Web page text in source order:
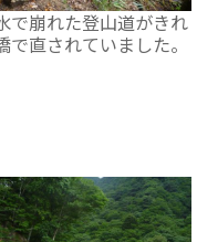
で崩れた登山道がきれ
で直されていました。